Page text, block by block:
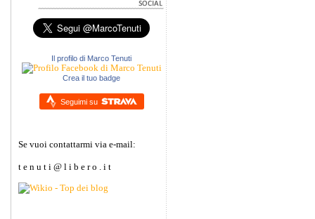
Il profilo di Marco Tenuti
Crea il tuo badge
Seguimi su
Se vuoi contattarmi via e-mail:
t e n u t i @ l i b e r o . i t